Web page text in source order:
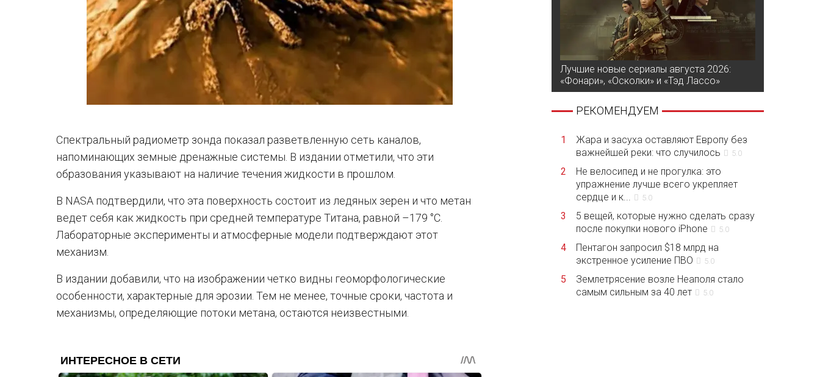
Спектральный радиометр зонда показал разветвленную сеть каналов,
напоминающих земные дренажные системы. В издании отметили, что эти
образования указывают на наличие течения жидкости в прошлом.
В NASA подтвердили, что эта поверхность состоит из ледяных зерен и что метан
ведет себя как жидкость при средней температуре Титана, равной –179 °C.
Лабораторные эксперименты и атмосферные модели подтверждают этот
механизм.
В издании добавили, что на изображении четко видны геоморфологические
особенности, характерные для эрозии. Тем не менее, точные сроки, частота и
механизмы, определяющие потоки метана, остаются неизвестными.
Лучшие новые сериалы августа 2026:
«Фонари», «Осколки» и «Тэд Лассо»
РЕКОМЕНДУЕМ
1
Жара и засуха оставляют Европу без
важнейшей реки: что случилось
5.0
2
Не велосипед и не прогулка: это
упражнение лучше всего укрепляет
сердце и к...
5.0
3
5 вещей, которые нужно сделать сразу
после покупки нового iPhone
5.0
4
Пентагон запросил $18 млрд на
экстренное усиление ПВО
5.0
5
Землетрясение возле Неаполя стало
самым сильным за 40 лет
5.0